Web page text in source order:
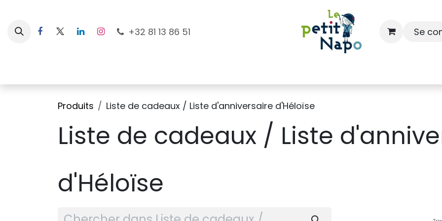
+32 81 13 86 51 Se
Produits Liste de cadeaux / Liste d'anniversaire d'Héloïse
Liste de cadeaux / Liste
d'Héloïse